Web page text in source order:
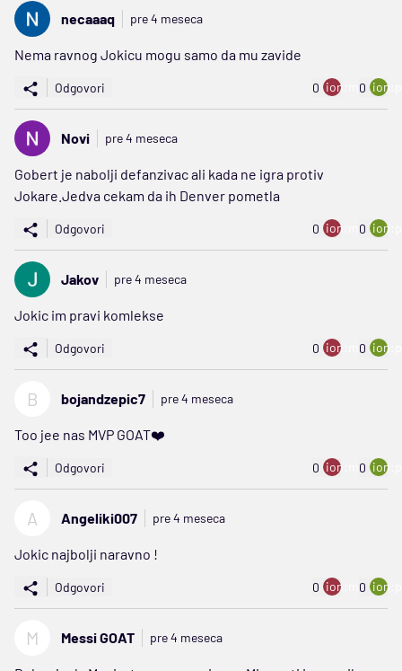
necaaaq pre 4 meseca
Nema ravnog Jokicu mogu samo da mu zavide
Odgovori 0 ion:minus
0
Novi pre 4 meseca
Gobert je nabolji defanzivac ali kada ne igra protiv
Jokare.Jedva cekam da ih Denver pometla
Odgovori 0 ion:minus
0
Jakov pre 4 meseca
Jokic im pravi komlekse
Odgovori 0 ion:minus
0
B bojandzepic7 pre 4 meseca
Too jee nas MVP GOAT❤️
Odgovori 0 ion:minus
0
A Angeliki007 pre 4 meseca
Jokic najbolji naravno !
Odgovori 0 ion:minus
0
M Messi GOAT pre 4 meseca